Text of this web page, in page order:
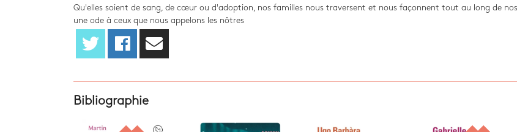
Qu'elles soient de sang, de cœur ou d'adoption, nos familles nous traversent et nous façonnent tout au long de
une ode à ceux que nous appelons les nôtres
Bibliographie